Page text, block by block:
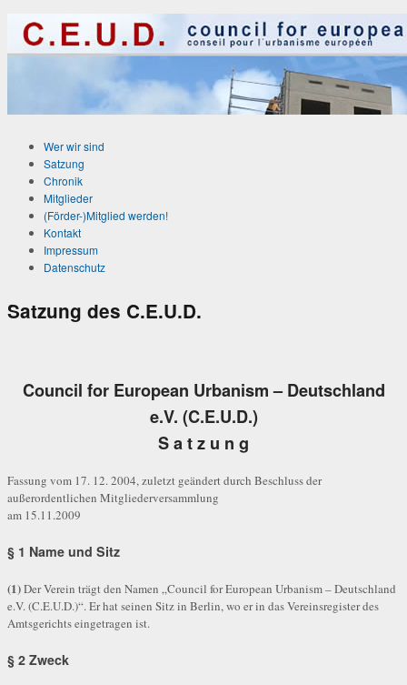
Wer wir sind
Satzung
Chronik
Mitglieder
(Förder-)Mitglied werden!
Kontakt
Impressum
Datenschutz
Satzung des C.E.U.D.
Council for European Urbanism – Deutschland
e.V. (C.E.U.D.)
S a t z u n g
Fassung vom 17. 12. 2004, zuletzt geändert durch Beschluss der
außerordentlichen Mitgliederversammlung
am 15.11.2009
§ 1 Name und Sitz
(1)Der Verein trägt den Namen „Council for European Urbanism – Deutschland
e.V. (C.E.U.D.)“. Er hat seinen Sitz in Berlin, wo er in das Vereinsregister des
Amtsgerichts eingetragen ist.
§ 2 Zweck